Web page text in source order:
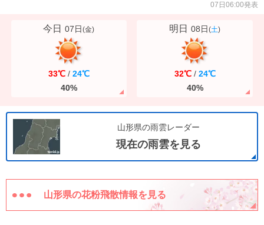
07日06:00発表
今日 07日(金)
33℃ / 24℃
40%
明日 08日(土)
32℃ / 24℃
40%
山形県の雨雲レーダー
現在の雨雲を見る
山形県の花粉飛散情報を見る